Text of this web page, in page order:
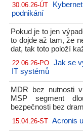
30.06.26-ÚT
podnikání
Pokud je to jen
to dojde až tam, že
dat, tak toto položí
22.06.26-PO Jak se
IT systémů
MDR bez nutnosti
MSP segment
bezpečnosti bez
15.04.26-ST Acronis